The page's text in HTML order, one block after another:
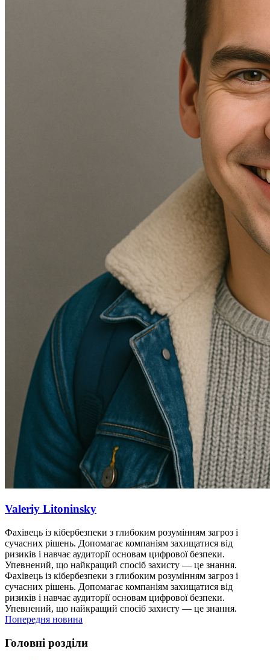
Valeriy Litoninsky
Фахівець із кібербезпеки з глибоким розумінням загроз і
сучасних рішень. Допомагає компаніям захищатися від
ризиків і навчає аудиторії основам цифрової безпеки.
Упевнений, що найкращий спосіб захисту — це знання.
Фахівець із кібербезпеки з глибоким розумінням загроз і
сучасних рішень. Допомагає компаніям захищатися від
ризиків і навчає аудиторії основам цифрової безпеки.
Упевнений, що найкращий спосіб захисту — це знання.
Попередня новина
Головні розділи